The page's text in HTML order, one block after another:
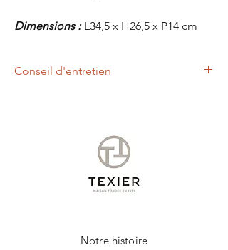
Dimensions :L34,5 x H26,5 x P14 cm
Conseil d'entretien
Cet entretien permettra de raviver les
couleurs et protéger votre produit de la
Notre histoire